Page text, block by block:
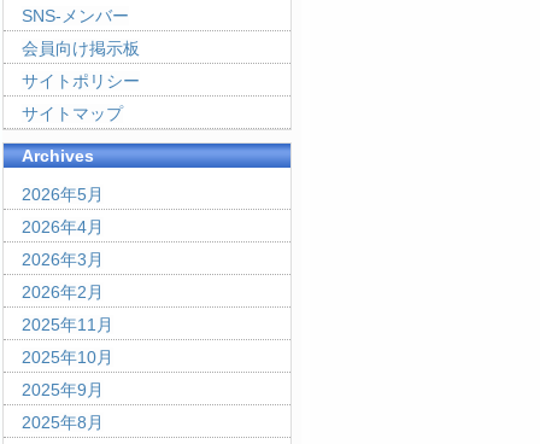
SNS-メンバー
会員向け掲示板
サイトポリシー
サイトマップ
Archives
2026年5月
2026年4月
2026年3月
2026年2月
2025年11月
2025年10月
2025年9月
2025年8月